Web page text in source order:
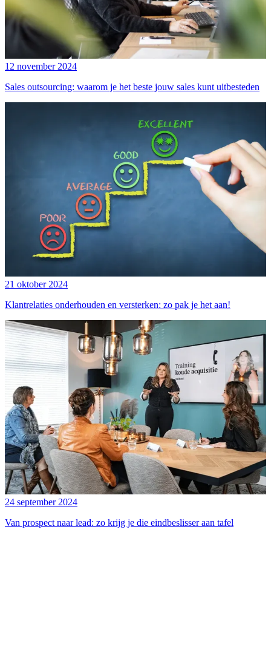
12 november 2024
Sales outsourcing: waarom je het beste jouw sales kunt uitbesteden
21 oktober 2024
Klantrelaties onderhouden en versterken: zo pak je het aan!
24 september 2024
Van prospect naar lead: zo krijg je die eindbeslisser aan tafel